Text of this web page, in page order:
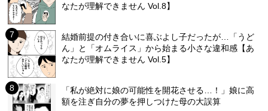
なたが理解できません Vol.8】
結婚前提の付き合いに喜ぶよし子だったが…「うど
ん」と「オムライス」から始まる小さな違和感【あ
なたが理解できません Vol.5】
「私が絶対に娘の可能性を開花させる…！」娘に高
額を注ぎ自分の夢を押しつけた母の大誤算